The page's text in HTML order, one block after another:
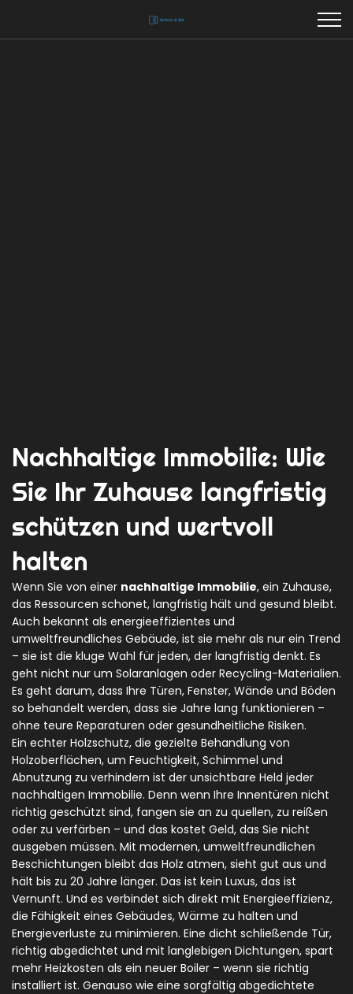
Nachhaltige Immobilie: Wie
Sie Ihr Zuhause langfristig
schützen und wertvoll
halten
Wenn Sie von einer nachhaltige Immobilie, ein Zuhause,
das Ressourcen schonet, langfristig hält und gesund bleibt.
Auch bekannt als energieeffizientes und
umweltfreundliches Gebäude, ist sie mehr als nur ein Trend
– sie ist die kluge Wahl für jeden, der langfristig denkt. Es
geht nicht nur um Solaranlagen oder Recycling-Materialien.
Es geht darum, dass Ihre Türen, Fenster, Wände und Böden
so behandelt werden, dass sie Jahre lang funktionieren –
ohne teure Reparaturen oder gesundheitliche Risiken.
Ein echter Holzschutz, die gezielte Behandlung von
Holzoberflächen, um Feuchtigkeit, Schimmel und
Abnutzung zu verhindern ist der unsichtbare Held jeder
nachhaltigen Immobilie. Denn wenn Ihre Innentüren nicht
richtig geschützt sind, fangen sie an zu quellen, zu reißen
oder zu verfärben – und das kostet Geld, das Sie nicht
ausgeben müssen. Mit modernen, umweltfreundlichen
Beschichtungen bleibt das Holz atmen, sieht gut aus und
hält bis zu 20 Jahre länger. Das ist kein Luxus, das ist
Vernunft. Und es verbindet sich direkt mit Energieeffizienz,
die Fähigkeit eines Gebäudes, Wärme zu halten und
Energieverluste zu minimieren. Eine dicht schließende Tür,
richtig abgedichtet und mit langlebigen Dichtungen, spart
mehr Heizkosten als ein neuer Boiler – wenn sie richtig
installiert ist. Genauso wie eine sorgfältig abgedichtete